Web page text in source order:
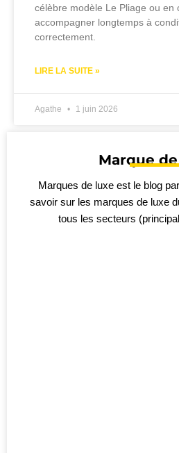
célèbre modèle Le Pliage ou en
accompagner longtemps à
correctement.
LIRE LA SUITE »
Agathe 1 juin 2026
Marque
Marques de luxe est le blog
savoir sur les marques de luxe
tous les secteurs